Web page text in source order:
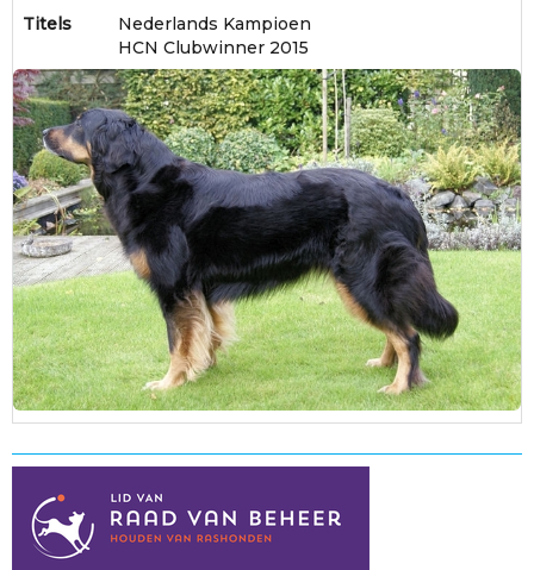
Titels
Nederlands Kampioen
HCN Clubwinner 2015